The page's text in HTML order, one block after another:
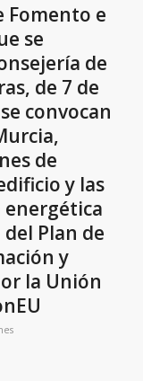
Fomento e
se
de
de 7 de
convocan
de
y las
energética
Plan de
y
la Unión